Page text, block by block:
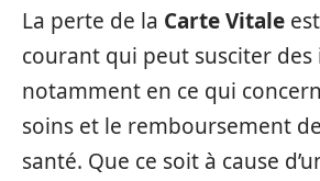
La perte de la Carte Vitale
courant qui peut susciter
notamment en ce qui
soins et le remboursement
santé. Que ce soit à cause